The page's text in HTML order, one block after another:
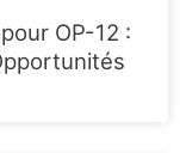
OP-12 :